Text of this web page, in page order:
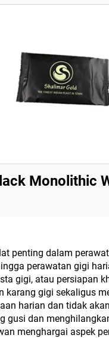
Monolithic
penting dalam
perawatan gigi
gigi, atau persiapan
gigi sekaligus
harian dan tidak
dan
menghargai aspek